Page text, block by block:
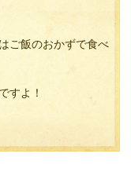
ご飯のおかずで食べ
すよ！